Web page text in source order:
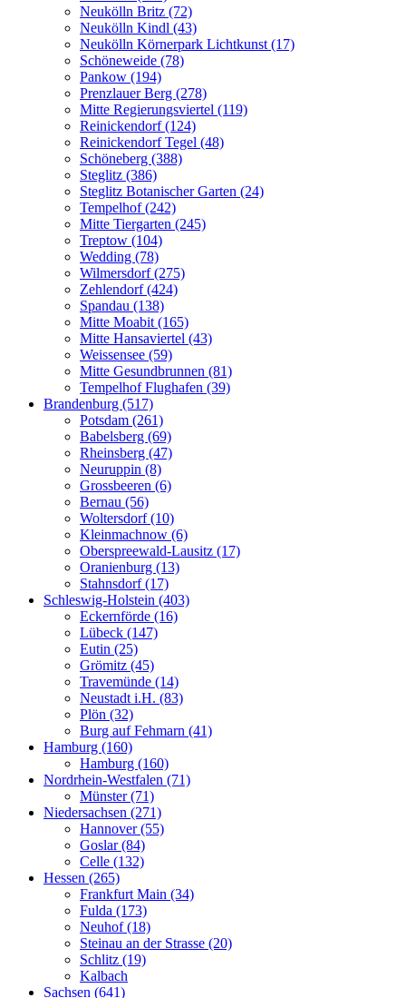
Neukölln Britz (72)
Neukölln Kindl (43)
Neukölln Körnerpark Lichtkunst (17)
Schöneweide (78)
Pankow (194)
Prenzlauer Berg (278)
Mitte Regierungsviertel (119)
Reinickendorf (124)
Reinickendorf Tegel (48)
Schöneberg (388)
Steglitz (386)
Steglitz Botanischer Garten (24)
Tempelhof (242)
Mitte Tiergarten (245)
Treptow (104)
Wedding (78)
Wilmersdorf (275)
Zehlendorf (424)
Spandau (138)
Mitte Moabit (165)
Mitte Hansaviertel (43)
Weissensee (59)
Mitte Gesundbrunnen (81)
Tempelhof Flughafen (39)
Brandenburg (517)
Potsdam (261)
Babelsberg (69)
Rheinsberg (47)
Neuruppin (8)
Grossbeeren (6)
Bernau (56)
Woltersdorf (10)
Kleinmachnow (6)
Oberspreewald-Lausitz (17)
Oranienburg (13)
Stahnsdorf (17)
Schleswig-Holstein (403)
Eckernförde (16)
Lübeck (147)
Eutin (25)
Grömitz (45)
Travemünde (14)
Neustadt i.H. (83)
Plön (32)
Burg auf Fehmarn (41)
Hamburg (160)
Hamburg (160)
Nordrhein-Westfalen (71)
Münster (71)
Niedersachsen (271)
Hannover (55)
Goslar (84)
Celle (132)
Hessen (265)
Frankfurt Main (34)
Fulda (173)
Neuhof (18)
Steinau an der Strasse (20)
Schlitz (19)
Kalbach
Sachsen (641)